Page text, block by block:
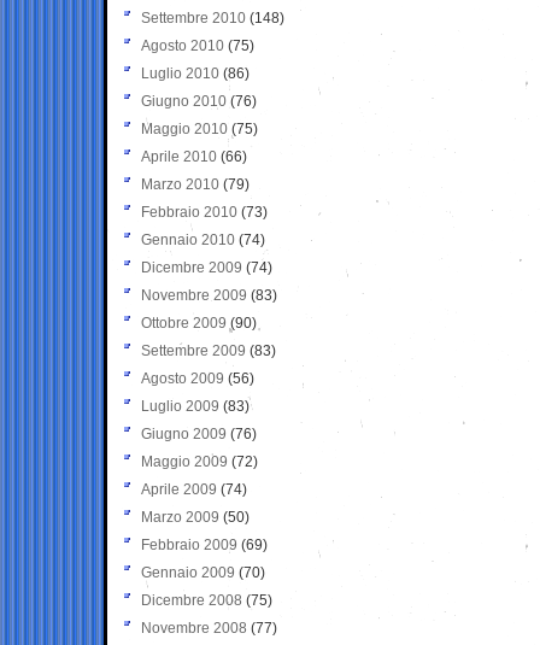
Settembre 2010 (148)
Agosto 2010 (75)
Luglio 2010 (86)
Giugno 2010 (76)
Maggio 2010 (75)
Aprile 2010 (66)
Marzo 2010 (79)
Febbraio 2010 (73)
Gennaio 2010 (74)
Dicembre 2009 (74)
Novembre 2009 (83)
Ottobre 2009 (90)
Settembre 2009 (83)
Agosto 2009 (56)
Luglio 2009 (83)
Giugno 2009 (76)
Maggio 2009 (72)
Aprile 2009 (74)
Marzo 2009 (50)
Febbraio 2009 (69)
Gennaio 2009 (70)
Dicembre 2008 (75)
Novembre 2008 (77)